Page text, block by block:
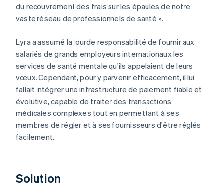
du recouvrement des frais sur les épaules de notre
vaste réseau de professionnels de santé ».
Lyra a assumé la lourde responsabilité de fournir aux
salariés de grands employeurs internationaux les
services de santé mentale qu'ils appelaient de leurs
vœux. Cependant, pour y parvenir efficacement, il lui
fallait intégrer une infrastructure de paiement fiable et
évolutive, capable de traiter des transactions
médicales complexes tout en permettant à ses
membres de régler et à ses fournisseurs d'être réglés
facilement.
Solution